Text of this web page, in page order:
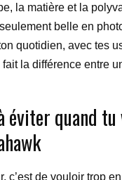
la matière et la
belle en
quotidien, avec tes
la différence entre
éviter quand
c’est de vouloir trop